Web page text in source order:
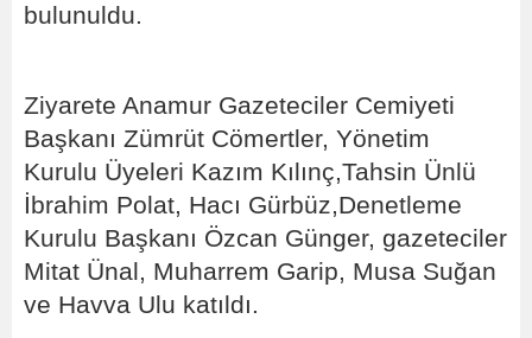
bulunuldu.
Ziyarete Anamur Gazeteciler Cemiyeti
Başkanı Zümrüt Cömertler, Yönetim
Kurulu Üyeleri Kazım Kılınç,Tahsin Ünlü
İbrahim Polat, Hacı Gürbüz,Denetleme
Kurulu Başkanı Özcan Günger, gazeteciler
Mitat Ünal, Muharrem Garip, Musa Suğan
ve Havva Ulu katıldı.